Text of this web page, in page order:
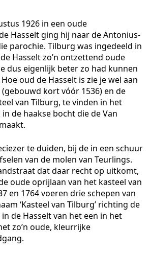
1926 in een oude
Hasselt ging hij naar de Antonius-
parochie. Tilburg was ingedeeld in
Hasselt zo’n ontzettend oude
dus eigenlijk beter zo had kunnen
oud de Hasselt is zie je wel aan
kort vóór 1536) en de
van Tilburg, te vinden in het
de haakse bocht die de Van
te duiden, bij de in een schuur
van de molen van Teurlings.
dat daar recht op uitkomt,
oude oprijlaan van het kasteel van
en 1764 voeren drie schepen van
‘Kasteel van Tilburg’ richting de
de Hasselt van het een in het
zo’n oude, kleurrijke